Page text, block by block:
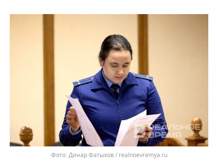
Динар Фатыхов / realnoevremya.ru